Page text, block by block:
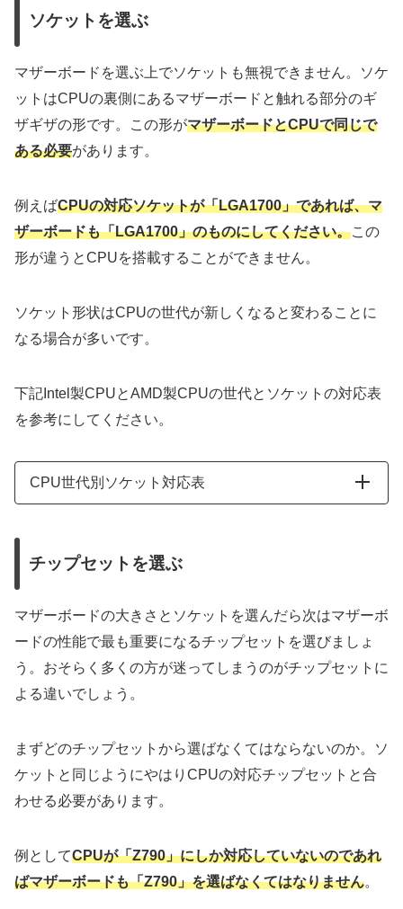
ソケットを選ぶ
マザーボードを選ぶ上でソケットも無視できません。ソケ
ットはCPUの裏側にあるマザーボードと触れる部分のギ
ザギザの形です。この形がマザーボードとCPUで同じで
ある必要があります。
例えばCPUの対応ソケットが「LGA1700」であれば、マ
ザーボードも「LGA1700」のものにしてください。この
形が違うとCPUを搭載することができません。
ソケット形状はCPUの世代が新しくなると変わることに
なる場合が多いです。
下記Intel製CPUとAMD製CPUの世代とソケットの対応表
を参考にしてください。
CPU世代別ソケット対応表
Ultra 2世代 LGA1851 B860
H810
14世代 LGA1700
Z790
B760
Z690
H610
チップセットを選ぶ
マザーボードの大きさとソケットを選んだら次はマザーボ
ードの性能で最も重要になるチップセットを選びましょ
う。おそらく多くの方が迷ってしまうのがチップセットに
よる違いでしょう。
まずどのチップセットから選ばなくてはならないのか。ソ
ケットと同じようにやはりCPUの対応チップセットと合
わせる必要があります。
例としてCPUが「Z790」にしか対応していないのであれ
ばマザーボードも「Z790」を選ばなくてはなりません。